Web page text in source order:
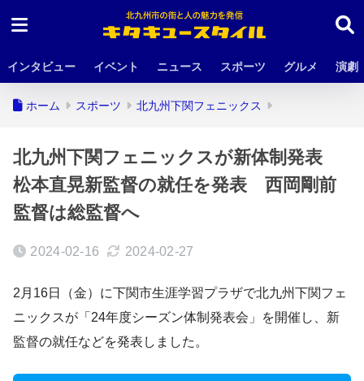
インタビュー イベント ニュース スポーツ グルメ 演劇
ホーム スポーツ 北九州下関フェニックス
北九州下関フェニックスが新体制発表
松本直晃新監督の就任を発表 西岡剛前
監督は総監督へ
2024-02-16 2024-02-27
2月16日（金）に下関市生涯学習プラザで北九州下関フェ
ニックスが「24年度シーズン体制発表会」を開催し、新
監督の就任などを発表しました。